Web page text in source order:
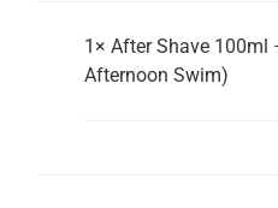
1× After Shave 100ml
Afternoon Swim)